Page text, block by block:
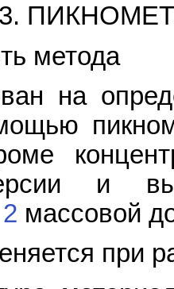
3.
метода
на
и
массовой
при